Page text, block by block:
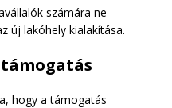
számára ne
új lakóhely kialakítása.
hogy a támogatás